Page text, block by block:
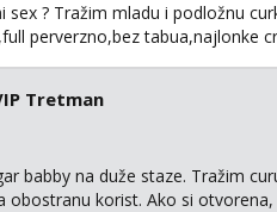
sex ? Tražim mladu i podložnu
perverzno,bez tabua,najlonke
Tretman
babby na duže staze. Tražim
obostranu korist. Ako si